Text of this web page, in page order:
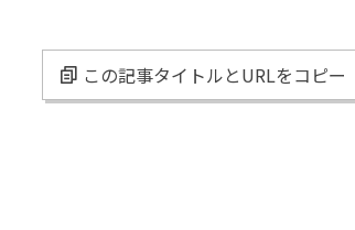
この記事タイトルとURLをコピー